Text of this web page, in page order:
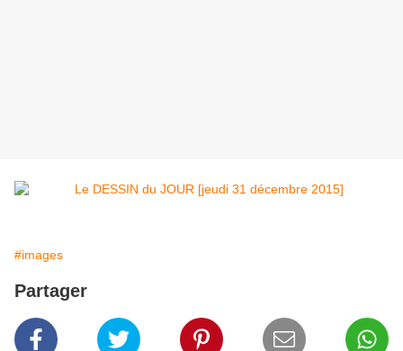
#images
Partager